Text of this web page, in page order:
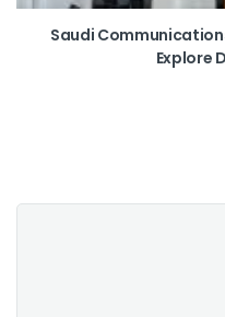
Saudi
Explore